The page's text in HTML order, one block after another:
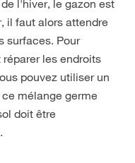
l'hiver, le gazon est
il faut alors attendre
surfaces. Pour
les endroits
pouvez utiliser un
mélange germe
doit être